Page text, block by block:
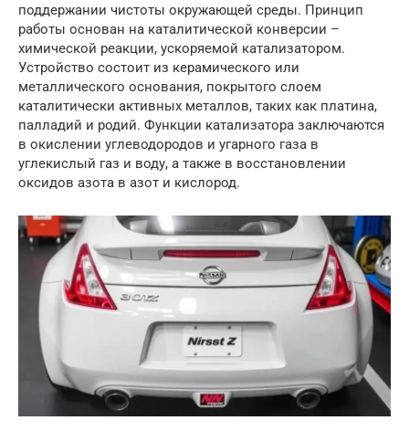
поддержании чистоты окружающей среды. Принцип
работы основан на каталитической конверсии –
химической реакции, ускоряемой катализатором.
Устройство состоит из керамического или
металлического основания, покрытого слоем
каталитически активных металлов, таких как платина,
палладий и родий. Функции катализатора заключаются
в окислении углеводородов и угарного газа в
углекислый газ и воду, а также в восстановлении
оксидов азота в азот и кислород.